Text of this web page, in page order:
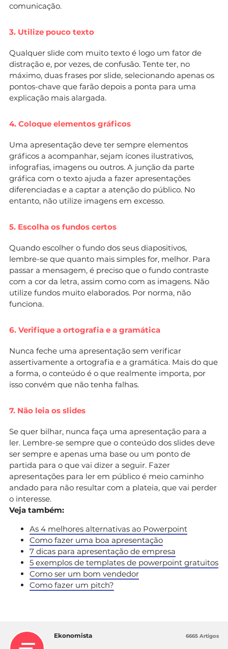
comunicação.
3. Utilize pouco texto
Qualquer slide com muito texto é logo um fator de
distração e, por vezes, de confusão. Tente ter, no
máximo, duas frases por slide, selecionando apenas os
pontos-chave que farão depois a ponta para uma
explicação mais alargada.
4. Coloque elementos gráficos
Uma apresentação deve ter sempre elementos
gráficos a acompanhar, sejam ícones ilustrativos,
infografias, imagens ou outros. A junção da parte
gráfica com o texto ajuda a fazer apresentações
diferenciadas e a captar a atenção do público. No
entanto, não utilize imagens em excesso.
5. Escolha os fundos certos
Quando escolher o fundo dos seus diapositivos,
lembre-se que quanto mais simples for, melhor. Para
passar a mensagem, é preciso que o fundo contraste
com a cor da letra, assim como com as imagens. Não
utilize fundos muito elaborados. Por norma, não
funciona.
6. Verifique a ortografia e a gramática
Nunca feche uma apresentação sem verificar
assertivamente a ortografia e a gramática. Mais do que
a forma, o conteúdo é o que realmente importa, por
isso convém que não tenha falhas.
7. Não leia os slides
Se quer bilhar, nunca faça uma apresentação para a
ler. Lembre-se sempre que o conteúdo dos slides deve
ser sempre e apenas uma base ou um ponto de
partida para o que vai dizer a seguir. Fazer
apresentações para ler em público é meio caminho
andado para não resultar com a plateia, que vai perder
o interesse.
Veja também:
As 4 melhores alternativas ao Powerpoint
Como fazer uma boa apresentação
7 dicas para apresentação de empresa
5 exemplos de templates de powerpoint gratuitos
Como ser um bom vendedor
Como fazer um pitch?
Ekonomista 6665 Artigos